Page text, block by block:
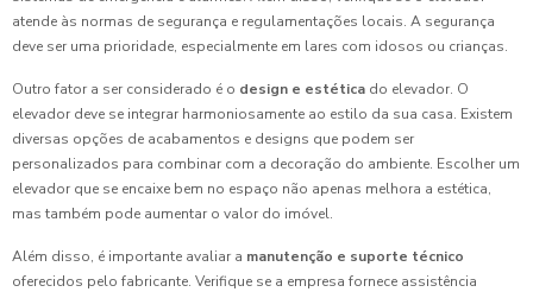
atende às normas de segurança e regulamentações locais. A segurança
deve ser uma prioridade, especialmente em lares com idosos ou crianças.
Outro fator a ser considerado é o design e estética do elevador. O
elevador deve se integrar harmoniosamente ao estilo da sua casa. Existem
diversas opções de acabamentos e designs que podem ser
personalizados para combinar com a decoração do ambiente. Escolher um
elevador que se encaixe bem no espaço não apenas melhora a estética,
mas também pode aumentar o valor do imóvel.
Além disso, é importante avaliar a manutenção e suporte técnico
oferecidos pelo fabricante. Verifique se a empresa fornece assistência